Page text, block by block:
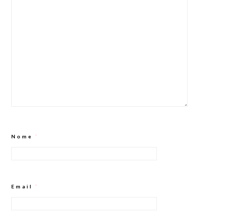
Nome *
Email *